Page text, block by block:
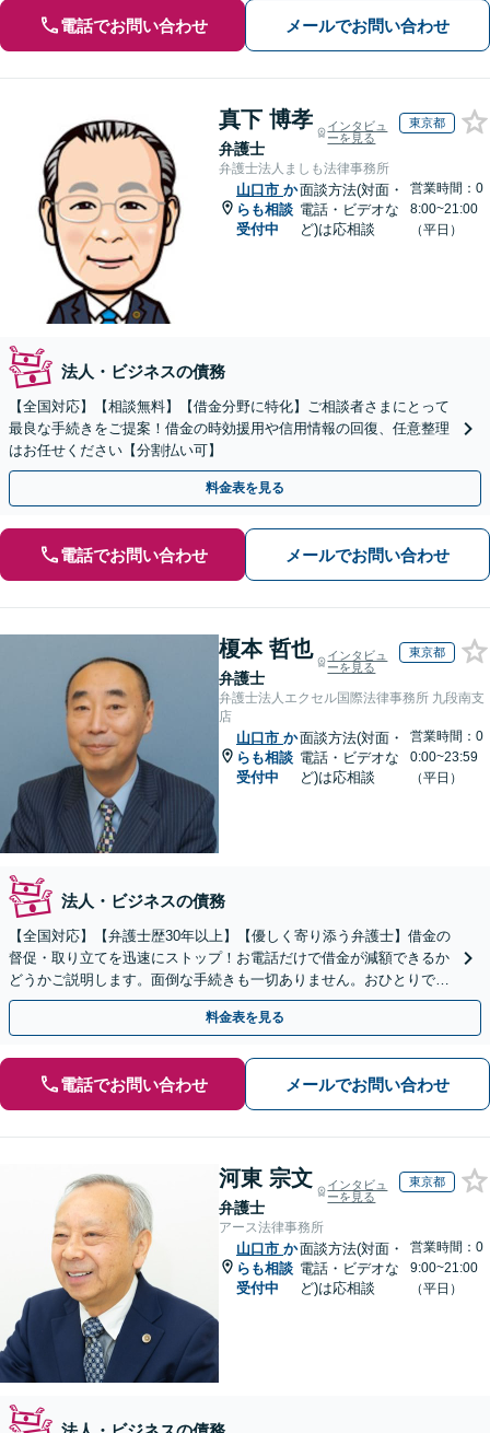
電話でお問い合わせ メールでお問い合わせ
真下 博孝
弁護士
インタビュ
ーを見る
東京都
弁護士法人ましも法律事務所
山口市 か
らも相談
受付中
面談方法(対面・
電話・ビデオな
ど)は応相談
営業時間：0
8:00~21:00
（平日）
法人・ビジネスの債務
【全国対応】【相談無料】【借金分野に特化】ご相談者さまにとって
最良な手続きをご提案！借金の時効援用や信用情報の回復、任意整理
はお任せください【分割払い可】
料金表を見る
電話でお問い合わせ メールでお問い合わせ
榎本 哲也
弁護士
インタビュ
ーを見る
東京都
弁護士法人エクセル国際法律事務所 九段南支
店
山口市 か
らも相談
受付中
面談方法(対面・
電話・ビデオな
ど)は応相談
営業時間：0
0:00~23:59
（平日）
法人・ビジネスの債務
【全国対応】【弁護士歴30年以上】【優しく寄り添う弁護士】借金の
督促・取り立てを迅速にストップ！お電話だけで借金が減額できるか
どうかご説明します。面倒な手続きも一切ありません。おひとりで悩
まず、お気軽にご相談ください。【電話相談可】
料金表を見る
電話でお問い合わせ メールでお問い合わせ
河東 宗文
弁護士
インタビュ
ーを見る
東京都
アース法律事務所
山口市 か
らも相談
受付中
面談方法(対面・
電話・ビデオな
ど)は応相談
営業時間：0
9:00~21:00
（平日）